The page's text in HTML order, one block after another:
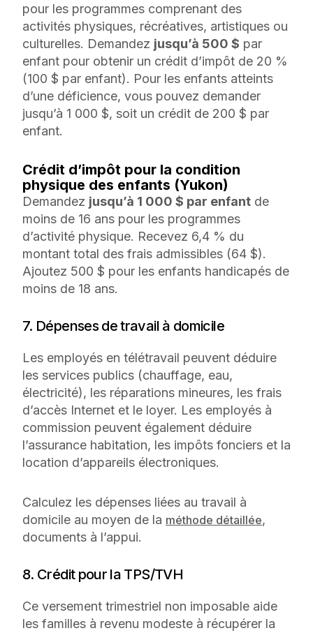
pour les programmes comprenant des
activités physiques, récréatives, artistiques ou
culturelles. Demandez jusqu’à 500 $ par
enfant pour obtenir un crédit d’impôt de 20 %
(100 $ par enfant). Pour les enfants atteints
d’une déficience, vous pouvez demander
jusqu’à 1 000 $, soit un crédit de 200 $ par
enfant.
Crédit d’impôt pour la condition
physique des enfants (Yukon)
Demandez jusqu’à 1 000 $ par enfant de
moins de 16 ans pour les programmes
d’activité physique. Recevez 6,4 % du
montant total des frais admissibles (64 $).
Ajoutez 500 $ pour les enfants handicapés de
moins de 18 ans.
7. Dépenses de travail à domicile
Les employés en télétravail peuvent déduire
les services publics (chauffage, eau,
électricité), les réparations mineures, les frais
d’accès Internet et le loyer. Les employés à
commission peuvent également déduire
l’assurance habitation, les impôts fonciers et la
location d’appareils électroniques.
Calculez les dépenses liées au travail à
domicile au moyen de la méthode détaillée,
documents à l’appui.
8. Crédit pour la TPS/TVH
Ce versement trimestriel non imposable aide
les familles à revenu modeste à récupérer la